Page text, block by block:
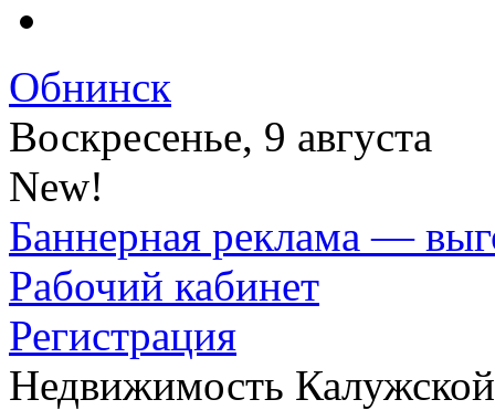
Обнинск
Воскресенье, 9 августа
New!
Баннерная реклама —
Рабочий кабинет
Регистрация
Недвижимость